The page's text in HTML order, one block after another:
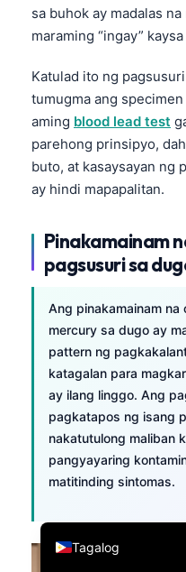
sa buhok ay madalas
maraming “ingay”
Katulad ito ng
tumugma ang
aming blood lead test
parehong prinsipyo,
buto, at kasaysayan ng
ay hindi mapapalitan.
Pinakamainam
pagsusuri sa
Ang pinakamainam
mercury sa dugo ay
pattern ng
katagalan para
ay ilang linggo. Ang
pagkatapos ng isang
nakatutulong maliban
pangyayaring
matitinding sintomas.
Tagalog
Deutsch
العربية
Français
עִבְרִית
Italiano
Español
Português
Ελληνικά
Türkçe
简体中文
فارسی
Български
Dansk
Nederlands
हिन्दी
Bahasa Indonesia